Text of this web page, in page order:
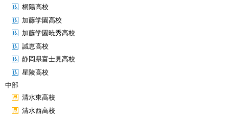
桐陽高校
加藤学園高校
加藤学園暁秀高校
誠恵高校
静岡県富士見高校
星陵高校
中部
清水東高校
清水西高校